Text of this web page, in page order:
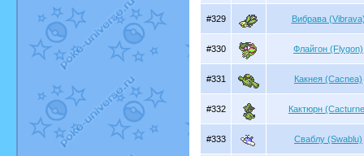
#329 Вибрава
#330 Флайгон (Flygon)
#331 Какнея (Cacnea)
#332 Кактюрн
#333 Сваблу (Swablu)